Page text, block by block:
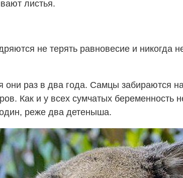
листья.
не терять равновесие и никогда
раз в два года. Самцы забираются
Как и у всех сумчатых
реже два детеныша.